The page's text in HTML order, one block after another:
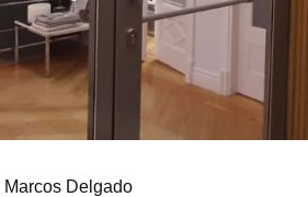
Marcos Delgado